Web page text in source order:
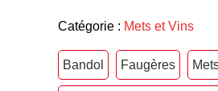
Catégorie : Mets et Vins
Bandol Faugères